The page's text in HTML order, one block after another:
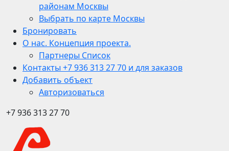
районам Москвы
Выбрать по карте Москвы
Бронировать
О нас. Концепция проекта.
Партнеры Список
Контакты +7 936 313 27 70 и для заказов
Добавить объект
Авторизоваться
+7 936 313 27 70